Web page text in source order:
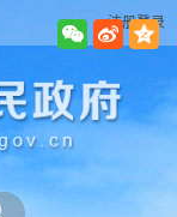
注册登录